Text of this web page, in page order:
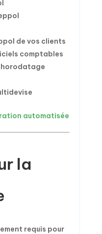
de vos clients
comptables
horodatage
automatisée
la
requis pour